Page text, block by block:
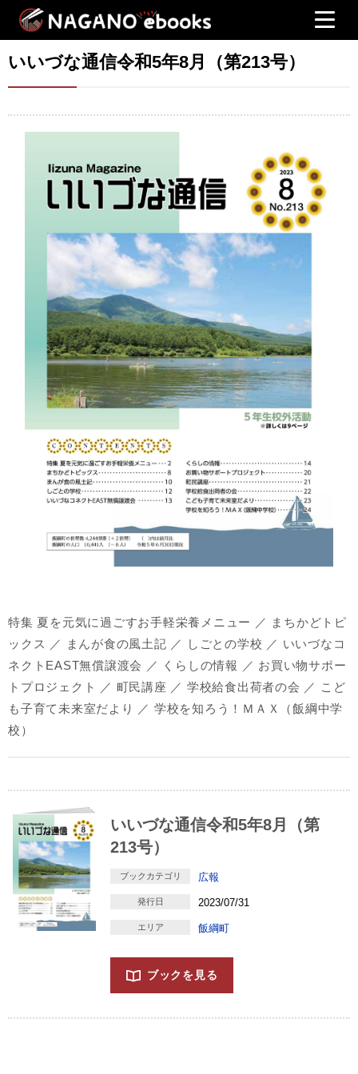
いいづな通信令和5年8月（第213号）
特集 夏を元気に過ごすお手軽栄養メニュー ／ まちかどトピ
ックス ／ まんが食の風土記 ／ しごとの学校 ／ いいづなコ
ネクトEAST無償譲渡会 ／ くらしの情報 ／ お買い物サポー
トプロジェクト ／ 町民講座 ／ 学校給食出荷者の会 ／ こど
も子育て未来室だより ／ 学校を知ろう！ＭＡＸ（飯綱中学
校）
いいづな通信令和5年8月（第
213号）
ブックカテゴリ 広報
発行日 2023/07/31
エリア 飯綱町
ブックを見る